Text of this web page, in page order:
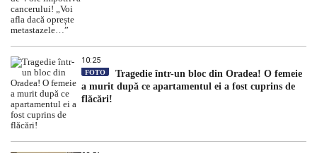
10:25
FOTO
Tragedie într-un bloc din Oradea! O femeie
a murit după ce apartamentul ei a fost cuprins de
flăcări!